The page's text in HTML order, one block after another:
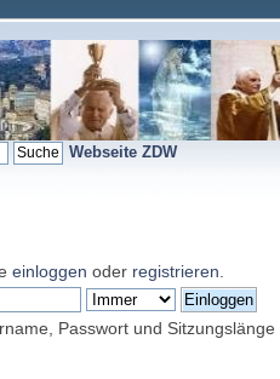
Webseite ZDW
einloggen oder registrieren
Passwort und Sitzungslänge